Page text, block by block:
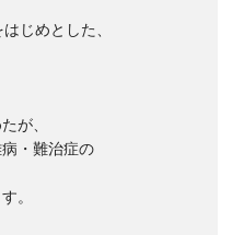
じめとした、
が、
・難治症の
。